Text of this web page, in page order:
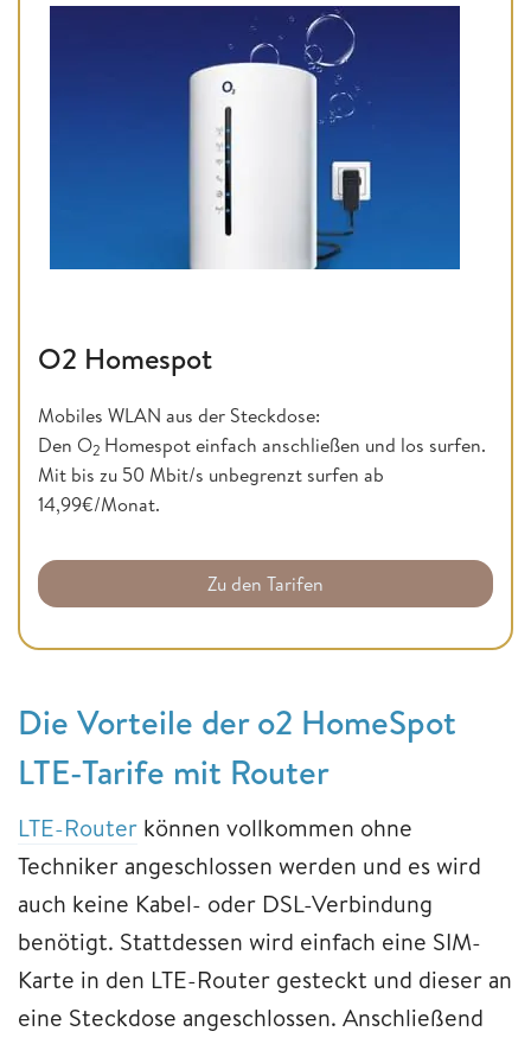
O2 Homespot
Mobiles WLAN aus der Steckdose:
Den O2 Homespot einfach anschließen und los surfen.
Mit bis zu 50 Mbit/s unbegrenzt surfen ab
14,99€/Monat.
Zu den Tarifen
Die Vorteile der o2 HomeSpot
LTE-Tarife mit Router
LTE-Router können vollkommen ohne
Techniker angeschlossen werden und es wird
auch keine Kabel- oder DSL-Verbindung
benötigt. Stattdessen wird einfach eine SIM-
Karte in den LTE-Router gesteckt und dieser an
eine Steckdose angeschlossen. Anschließend